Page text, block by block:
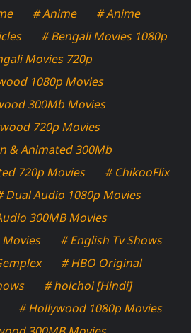
# Anime
# Anime
# Bengali Movies 1080p
Movies 720p
1080p Movies
300Mb Movies
720p Movies
& Animated 300Mb
720p Movies
# ChikooFlix
Dual Audio 1080p Movies
300MB Movies
Movies
# English Tv Shows
# HBO Original
# hoichoi [Hindi]
# Hollywood 1080p Movies